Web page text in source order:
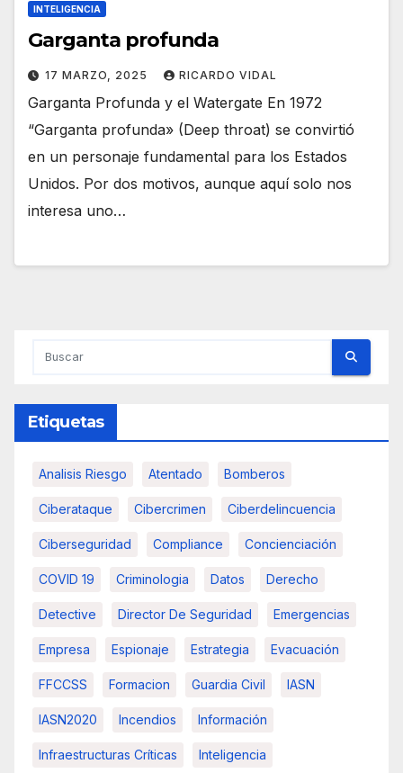
INTELIGENCIA
Garganta profunda
17 MARZO, 2025 RICARDO VIDAL
Garganta Profunda y el Watergate En 1972
“Garganta profunda» (Deep throat) se convirtió
en un personaje fundamental para los Estados
Unidos. Por dos motivos, aunque aquí solo nos
interesa uno…
Etiquetas
Analisis Riesgo Atentado Bomberos
Ciberataque Cibercrimen Ciberdelincuencia
Ciberseguridad Compliance Concienciación
COVID 19 Criminologia Datos Derecho
Detective Director De Seguridad Emergencias
Empresa Espionaje Estrategia Evacuación
FFCCSS Formacion Guardia Civil IASN
IASN2020 Incendios Información
Infraestructuras Críticas Inteligencia